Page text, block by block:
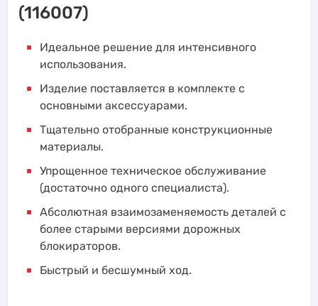
(116007)
Идеальное решение для интенсивного
использования.
Изделие поставляется в комплекте с
основными аксессуарами.
Тщательно отобранные конструкционные
материалы.
Упрощенное техническое обслуживание
(достаточно одного специалиста).
Абсолютная взаимозаменяемость деталей с
более старыми версиями дорожных
блокираторов.
Быстрый и бесшумный ход.